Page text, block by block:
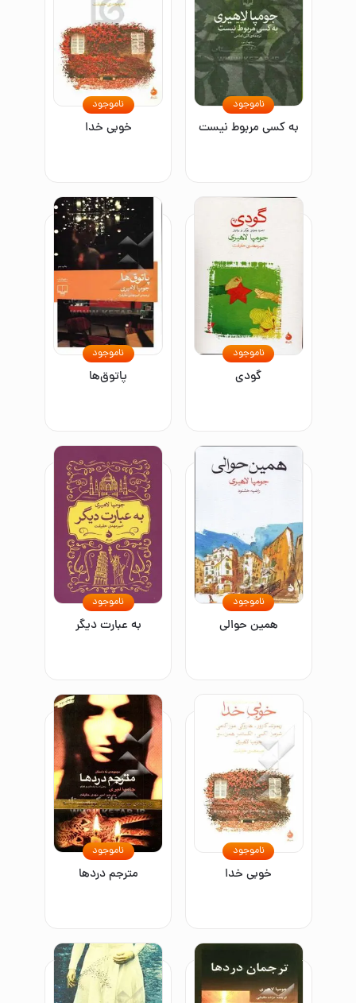
به کسی مربوط نیست
ناموجود
خوبی خدا
ناموجود
گودی
ناموجود
پاتوق‌ها
ناموجود
همین حوالی
ناموجود
به عبارت دیگر
ناموجود
خوبی خدا
ناموجود
مترجم دردها
ناموجود